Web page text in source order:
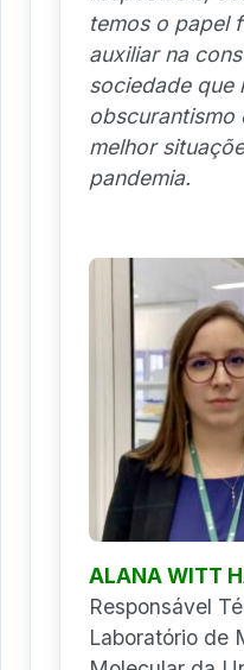
temos o papel
auxiliar na
sociedade que
obscurantismo
melhor
pandemia.
ALANA WITT
Responsável
Laboratório de